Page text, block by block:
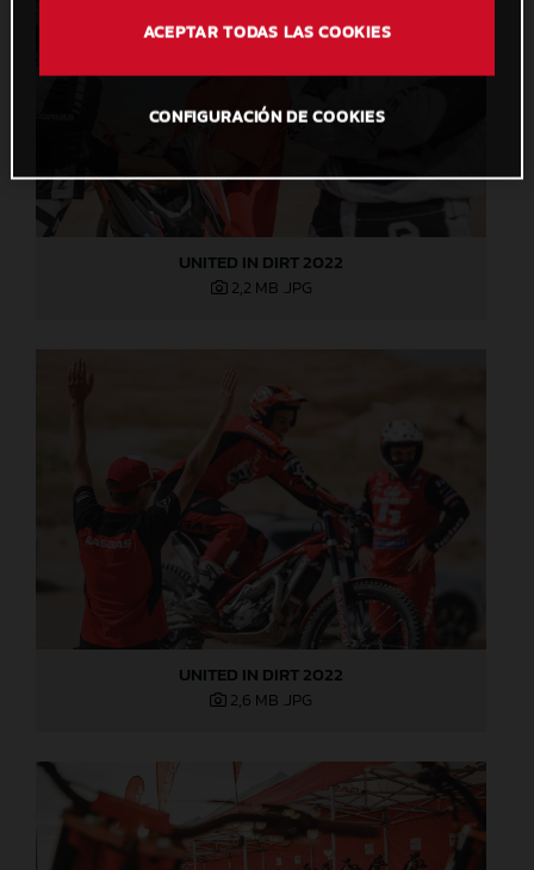
UNITED IN DIRT 2022
2,2 MB .JPG
UNITED IN DIRT 2022
2,6 MB .JPG
ACEPTAR TODAS LAS COOKIES
CONFIGURACIÓN DE COOKIES